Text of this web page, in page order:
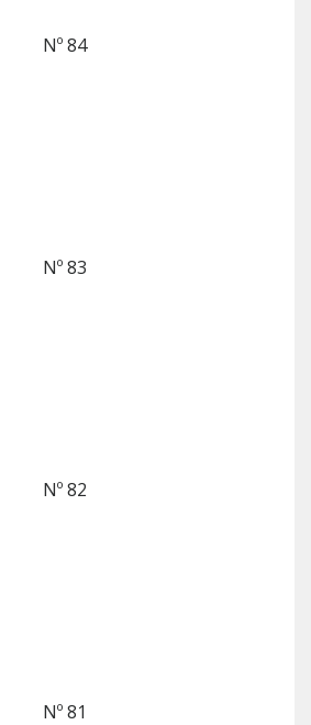
Nº 84
Nº 83
Nº 82
Nº 81